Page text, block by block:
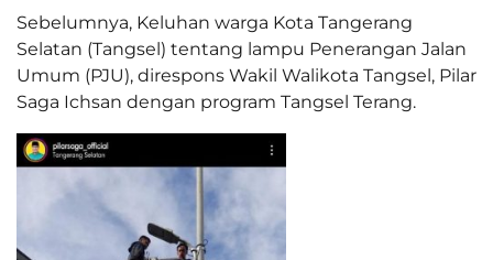
Sebelumnya, Keluhan warga Kota Tangerang
Selatan (Tangsel) tentang lampu Penerangan Jalan
Umum (PJU), direspons Wakil Walikota Tangsel, Pilar
Saga Ichsan dengan program Tangsel Terang.